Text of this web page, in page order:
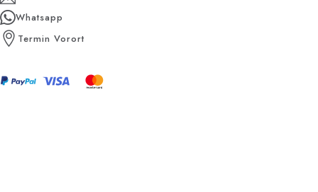
Whatsapp
Termin Vorort